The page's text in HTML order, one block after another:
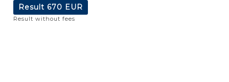
Result 670 EUR
Result without fees